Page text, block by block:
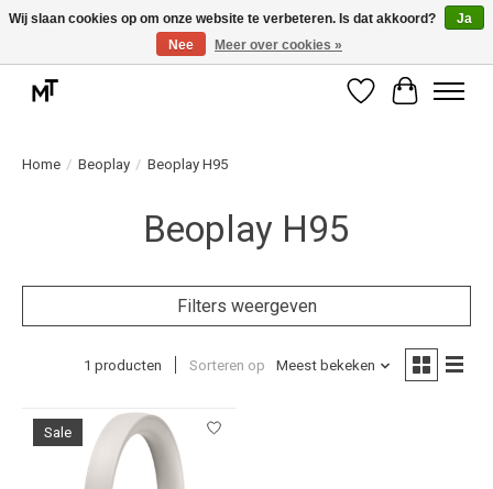
Deskundige installatie of montage nodig? Vraag ons naar de mogelijkheden.
Verlanglijst
Home / Beoplay / Beoplay H95
Beoplay H95
Filters weergeven
1 producten Sorteren op Meest bekeken
Sale
Wij slaan cookies op om onze website te verbeteren. Is dat akkoord?
Ja
Nee
Meer over cookies »